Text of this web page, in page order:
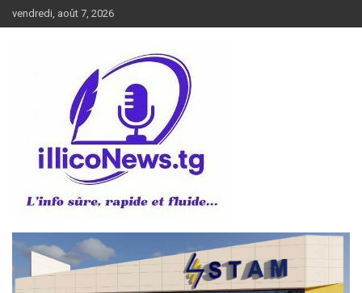
au
vendredi, août 7, 2026
illiconews